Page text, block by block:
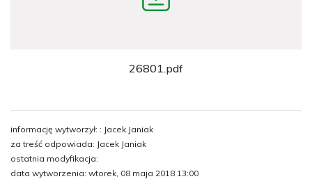
26801.pdf
informację wytworzył: : Jacek Janiak
za treść odpowiada: Jacek Janiak
ostatnia modyfikacja:
data wytworzenia: wtorek, 08 maja 2018 13:00